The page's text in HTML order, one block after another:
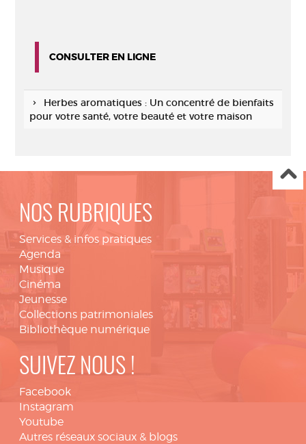
CONSULTER EN LIGNE
Herbes aromatiques : Un concentré de bienfaits
pour votre santé, votre beauté et votre maison
NOS RUBRIQUES
Services & infos pratiques
Agenda
Musique
Cinéma
Jeunesse
Collections patrimoniales
Bibliothèque numérique
SUIVEZ NOUS !
Facebook
Instagram
Youtube
Autres réseaux sociaux & blogs